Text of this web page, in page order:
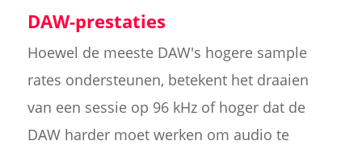
DAW-prestaties
Hoewel de meeste DAW's hogere sample
rates ondersteunen, betekent het draaien
van een sessie op 96 kHz of hoger dat de
DAW harder moet werken om audio te